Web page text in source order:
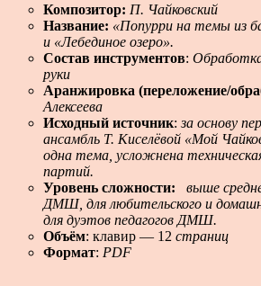
Композитор: П. Чайковский
Название: «Попурри на темы из
и «Лебединое озеро».
Состав инструментов:
руки
Аранжировка (переложение/
Алексеева
Исходный источник:за основу
ансамбль Т. Киселёвой «Мой
одна тема, усложнена
партий.
Уровень сложности:
выше
ДМШ, для любительского и
для дуэтов педагогов ДМШ.
Объём: клавир — 12 страниц
Формат: PDF